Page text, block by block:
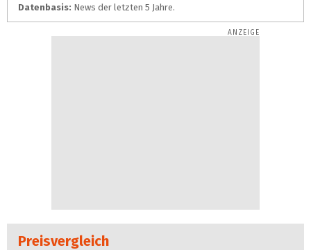
Datenbasis: News der letzten 5 Jahre.
Preisvergleich